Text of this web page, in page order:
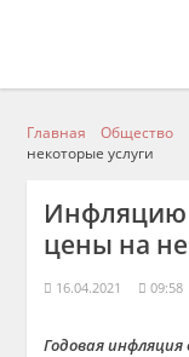
Главная Общество
некоторые услуги
Инфляцию
цены на
16.04.2021 09:58
Годовая